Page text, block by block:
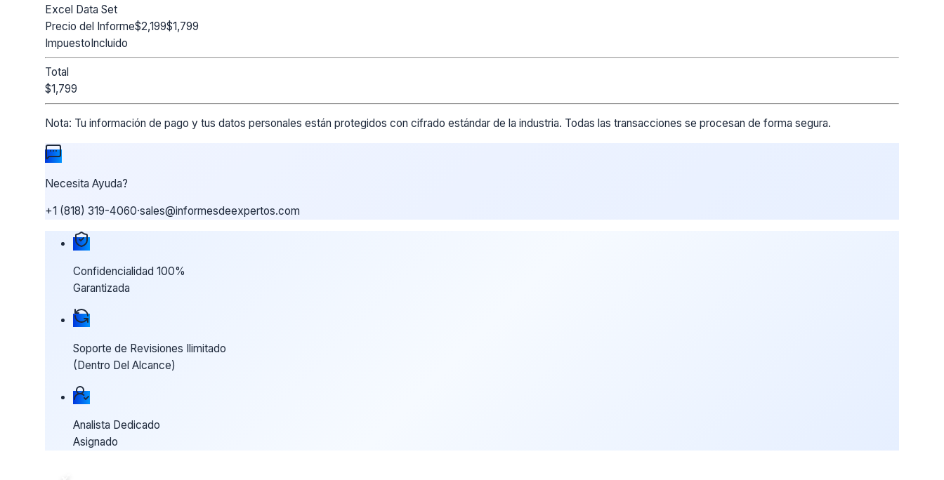
Excel Data Set
Precio del Informe$2,199$1,799
ImpuestoIncluido
Total
$1,799
Nota: Tu información de pago y tus datos personales están protegidos con cifrado estándar de la industria. Todas las transacciones se procesan de forma segura.
Necesita Ayuda?
+1 (818) 319-4060·sales@informesdeexpertos.com
Nuestras garantías de compra
Confidencialidad 100%
Garantizada
Soporte de Revisiones Ilimitado
(Dentro Del Alcance)
Analista Dedicado
Asignado